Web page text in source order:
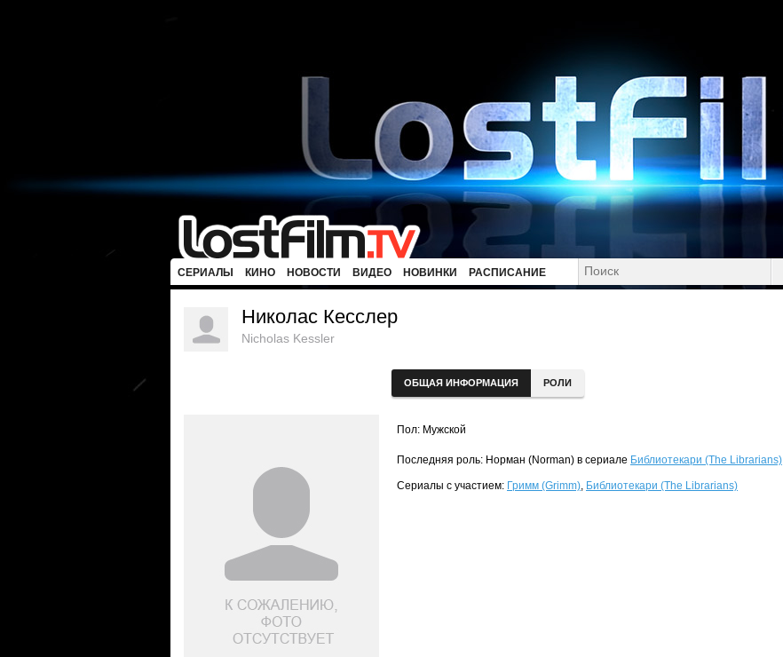
СЕРИАЛЫ КИНО НОВОСТИ ВИДЕО НОВИНКИ РАСПИСАНИЕ
Николас Кесслер
Nicholas Kessler
ОБЩАЯ ИНФОРМАЦИЯ РОЛИ
Пол: Мужской
Последняя роль: Норман (Norman) в сериале Библиотекари (The Librarians)
Сериалы с участием: Гримм (Grimm), Библиотекари (The Librarians)